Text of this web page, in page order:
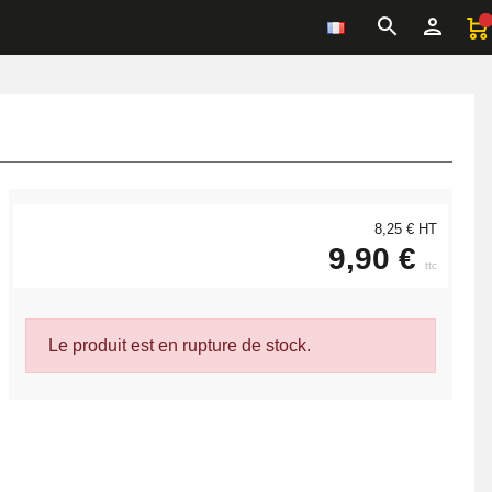
8,25 € HT
9,90 € ttc
Le produit est en rupture de stock.